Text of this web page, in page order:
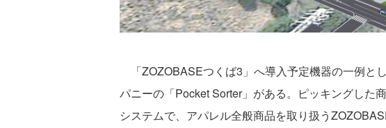
「ZOZOBASEつくば3」へ導入予定機器の一例
パニーの「Pocket Sorter」がある。ピッキングした
システムで、アパレル全般商品を取り扱う